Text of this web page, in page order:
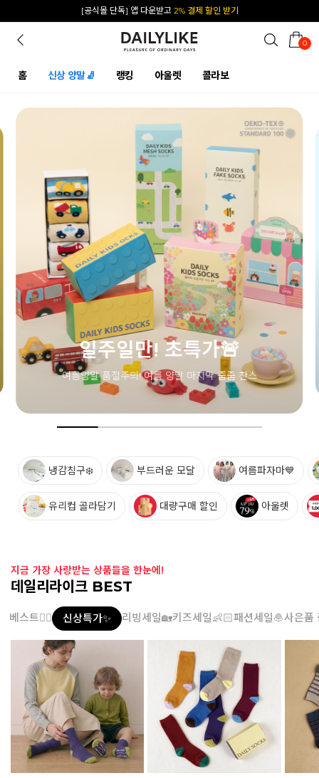
카카오 플친 추가하면1천원 즉시 할인 쿠폰
0
홈 신상 양말🧦 랭킹 아울렛 콜라보
냉감침구❄️ 부드러운 모달 여름파자마💙
유리컵 골라담기 대량구매 할인 아울렛
지금 가장 사랑받는 상품들을 한눈에!
데일리라이크 BEST
베스트👍🏻 신상특가✨ 리빙세일🏡키즈세일👶🏻패션세일🧆사은품